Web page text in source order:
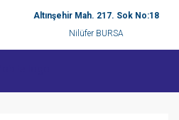
Altınşehir Mah. 217. Sok No:18
Nilüfer BURSA